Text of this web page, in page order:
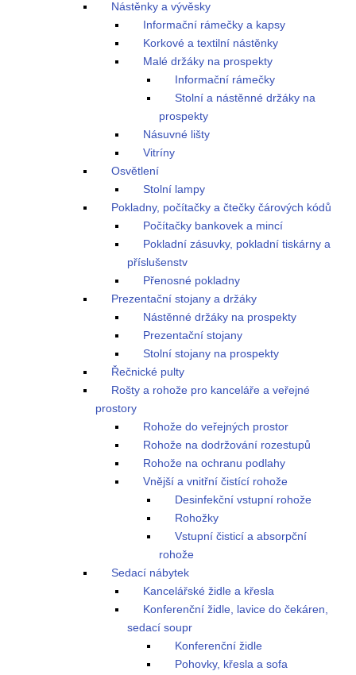
Nástěnky a vývěsky
Informační rámečky a kapsy
Korkové a textilní nástěnky
Malé držáky na prospekty
Informační rámečky
Stolní a nástěnné držáky na
prospekty
Násuvné lišty
Vitríny
Osvětlení
Stolní lampy
Pokladny, počítačky a čtečky čárových kódů
Počítačky bankovek a mincí
Pokladní zásuvky, pokladní tiskárny a
příslušenstv
Přenosné pokladny
Prezentační stojany a držáky
Nástěnné držáky na prospekty
Prezentační stojany
Stolní stojany na prospekty
Řečnické pulty
Rošty a rohože pro kanceláře a veřejné
prostory
Rohože do veřejných prostor
Rohože na dodržování rozestupů
Rohože na ochranu podlahy
Vnější a vnitřní čistící rohože
Desinfekční vstupní rohože
Rohožky
Vstupní čisticí a absorpční
rohože
Sedací nábytek
Kancelářské židle a křesla
Konferenční židle, lavice do čekáren,
sedací soupr
Konferenční židle
Pohovky, křesla a sofa